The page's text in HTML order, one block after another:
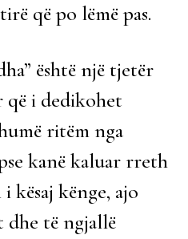
që po lëmë pas.
është një tjetër
që i dedikohet
ritëm nga
kanë kaluar rreth
kësaj kënge, ajo
dhe të ngjallë